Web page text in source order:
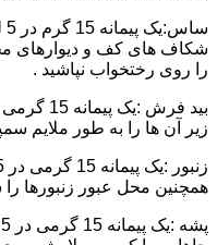
شکاف های کف و دیوارهای
را روی رختخواب نپاشید .
زیر آن ها را به طور ملایم
همچنین محل عبور زنبورها